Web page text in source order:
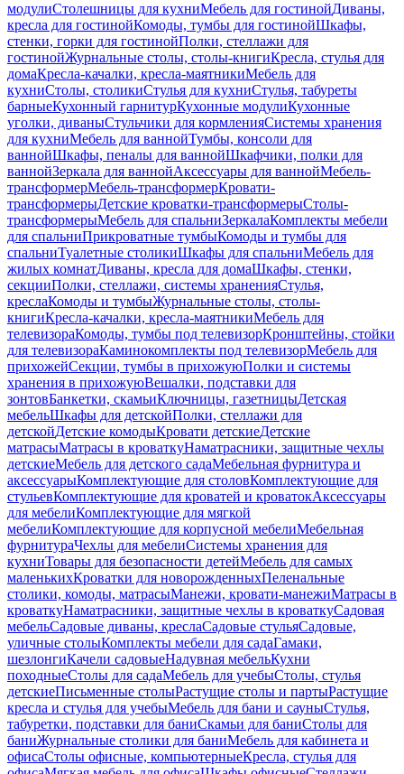
модулиСтолешницы для кухниМебель для гостинойДиваны,
кресла для гостинойКомоды, тумбы для гостинойШкафы,
стенки, горки для гостинойПолки, стеллажи для
гостинойЖурнальные столы, столы-книгиКресла, стулья для
домаКресла-качалки, кресла-маятникиМебель для
кухниСтолы, столикиСтулья для кухниСтулья, табуреты
барныеКухонный гарнитурКухонные модулиКухонные
уголки, диваныСтульчики для кормленияСистемы хранения
для кухниМебель для ваннойТумбы, консоли для
ваннойШкафы, пеналы для ваннойШкафчики, полки для
ваннойЗеркала для ваннойАксессуары для ваннойМебель-
трансформерМебель-трансформерКровати-
трансформерыДетские кроватки-трансформерыСтолы-
трансформерыМебель для спальниЗеркалаКомплекты мебели
для спальниПрикроватные тумбыКомоды и тумбы для
спальниТуалетные столикиШкафы для спальниМебель для
жилых комнатДиваны, кресла для домаШкафы, стенки,
секцииПолки, стеллажи, системы храненияСтулья,
креслаКомоды и тумбыЖурнальные столы, столы-
книгиКресла-качалки, кресла-маятникиМебель для
телевизораКомоды, тумбы под телевизорКронштейны, стойки
для телевизораКаминокомплекты под телевизорМебель для
прихожейСекции, тумбы в прихожуюПолки и системы
хранения в прихожуюВешалки, подставки для
зонтовБанкетки, скамьиКлючницы, газетницыДетская
мебельШкафы для детскойПолки, стеллажи для
детскойДетские комодыКровати детскиеДетские
матрасыМатрасы в кроваткуНаматрасники, защитные чехлы
детскиеМебель для детского садаМебельная фурнитура и
аксессуарыКомплектующие для столовКомплектующие для
стульевКомплектующие для кроватей и кроватокАксессуары
для мебелиКомплектующие для мягкой
мебелиКомплектующие для корпусной мебелиМебельная
фурнитураЧехлы для мебелиСистемы хранения для
кухниТовары для безопасности детейМебель для самых
маленькихКроватки для новорожденныхПеленальные
столики, комоды, матрасыМанежи, кровати-манежиМатрасы в
кроваткуНаматрасники, защитные чехлы в кроваткуСадовая
мебельСадовые диваны, креслаСадовые стульяСадовые,
уличные столыКомплекты мебели для садаГамаки,
шезлонгиКачели садовыеНадувная мебельКухни
походныеСтолы для садаМебель для учебыСтолы, стулья
детскиеПисьменные столыРастущие столы и партыРастущие
кресла и стулья для учебыМебель для бани и сауныСтулья,
табуретки, подставки для баниСкамьи для баниСтолы для
баниЖурнальные столики для баниМебель для кабинета и
офисаСтолы офисные, компьютерныеКресла, стулья для